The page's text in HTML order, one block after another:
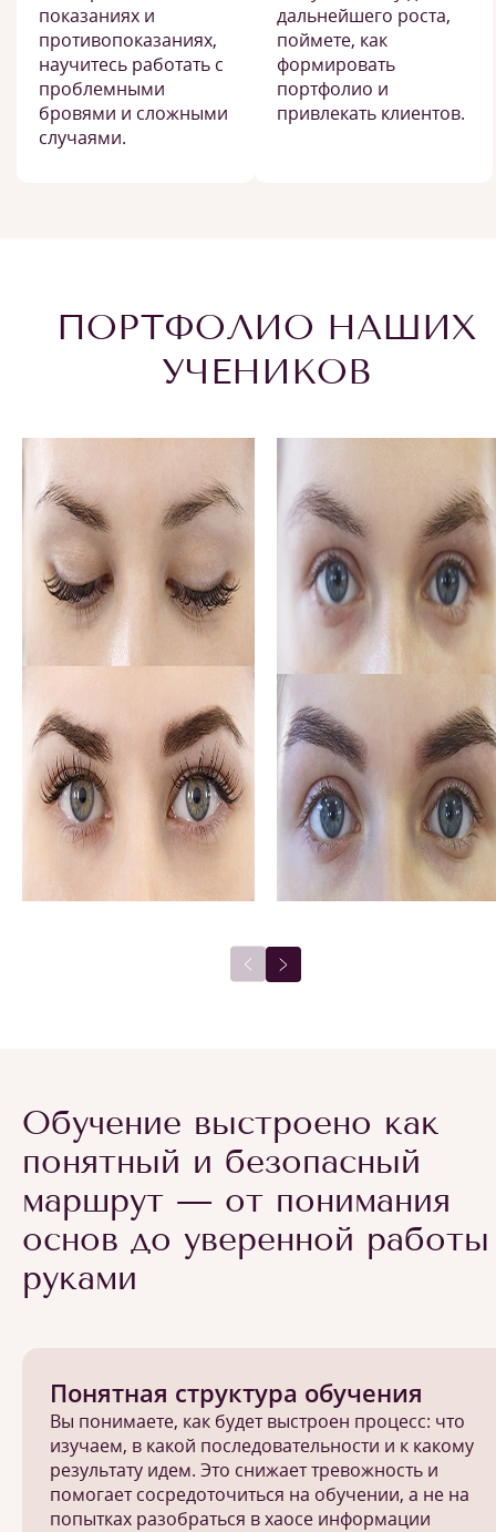
показаниях и
противопоказаниях,
научитесь работать с
проблемными
бровями и сложными
случаями.
дальнейшего роста,
поймете, как
формировать
портфолио и
привлекать клиентов.
ПОРТФОЛИО НАШИХ
УЧЕНИКОВ
Обучение выстроено как
понятный и безопасный
маршрут — от понимания
основ до уверенной работы
руками
Понятная структура обучения
Вы понимаете, как будет выстроен процесс: что
изучаем, в какой последовательности и к какому
результату идем. Это снижает тревожность и
помогает сосредоточиться на обучении, а не на
попытках разобраться в хаосе информации